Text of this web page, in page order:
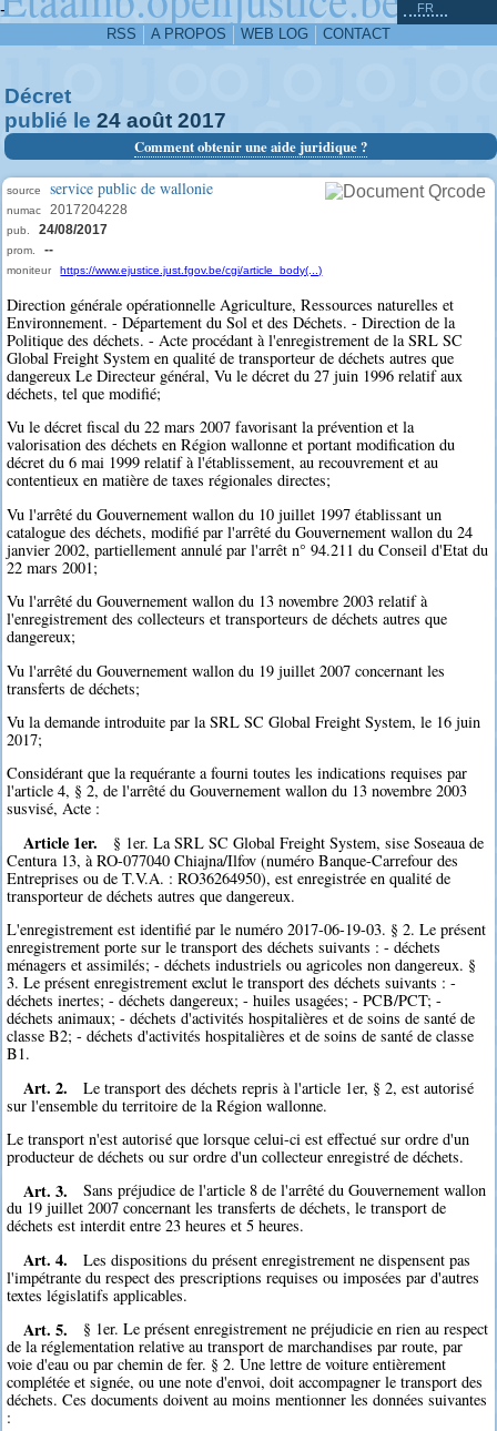
-
RSS A PROPOS WEB LOG CONTACT
FR
Décret
publié le 24 août 2017
Comment obtenir une aide juridique ?
source service public de wallonie
numac 2017204228
pub. 24/08/2017
prom. --
moniteur https://www.ejustice.just.fgov.be/cgi/article_body(...)
Direction générale opérationnelle Agriculture, Ressources naturelles et
Environnement. - Département du Sol et des Déchets. - Direction de la
Politique des déchets. - Acte procédant à l'enregistrement de la SRL SC
Global Freight System en qualité de transporteur de déchets autres que
dangereux Le Directeur général, Vu le décret du 27 juin 1996 relatif aux
déchets, tel que modifié;
Vu le décret fiscal du 22 mars 2007 favorisant la prévention et la
valorisation des déchets en Région wallonne et portant modification du
décret du 6 mai 1999 relatif à l'établissement, au recouvrement et au
contentieux en matière de taxes régionales directes;
Vu l'arrêté du Gouvernement wallon du 10 juillet 1997 établissant un
catalogue des déchets, modifié par l'arrêté du Gouvernement wallon du 24
janvier 2002, partiellement annulé par l'arrêt n° 94.211 du Conseil d'Etat du
22 mars 2001;
Vu l'arrêté du Gouvernement wallon du 13 novembre 2003 relatif à
l'enregistrement des collecteurs et transporteurs de déchets autres que
dangereux;
Vu l'arrêté du Gouvernement wallon du 19 juillet 2007 concernant les
transferts de déchets;
Vu la demande introduite par la SRL SC Global Freight System, le 16 juin
2017;
Considérant que la requérante a fourni toutes les indications requises par
l'article 4, § 2, de l'arrêté du Gouvernement wallon du 13 novembre 2003
susvisé, Acte :
Article 1er.
§ 1er. La SRL SC Global Freight System, sise Soseaua de
Centura 13, à RO-077040 Chiajna/Ilfov (numéro Banque-Carrefour des
Entreprises ou de T.V.A. : RO36264950), est enregistrée en qualité de
transporteur de déchets autres que dangereux.
L'enregistrement est identifié par le numéro 2017-06-19-03. § 2. Le présent
enregistrement porte sur le transport des déchets suivants : - déchets
ménagers et assimilés; - déchets industriels ou agricoles non dangereux. §
3. Le présent enregistrement exclut le transport des déchets suivants : -
déchets inertes; - déchets dangereux; - huiles usagées; - PCB/PCT; -
déchets animaux; - déchets d'activités hospitalières et de soins de santé de
classe B2; - déchets d'activités hospitalières et de soins de santé de classe
B1.
Art. 2.
Le transport des déchets repris à l'article 1er, § 2, est autorisé
sur l'ensemble du territoire de la Région wallonne.
Le transport n'est autorisé que lorsque celui-ci est effectué sur ordre d'un
producteur de déchets ou sur ordre d'un collecteur enregistré de déchets.
Art. 3.
Sans préjudice de l'article 8 de l'arrêté du Gouvernement wallon
du 19 juillet 2007 concernant les transferts de déchets, le transport de
déchets est interdit entre 23 heures et 5 heures.
Art. 4.
Les dispositions du présent enregistrement ne dispensent pas
l'impétrante du respect des prescriptions requises ou imposées par d'autres
textes législatifs applicables.
Art. 5.
§ 1er. Le présent enregistrement ne préjudicie en rien au respect
de la réglementation relative au transport de marchandises par route, par
voie d'eau ou par chemin de fer. § 2. Une lettre de voiture entièrement
complétée et signée, ou une note d'envoi, doit accompagner le transport des
déchets. Ces documents doivent au moins mentionner les données suivantes
:
^